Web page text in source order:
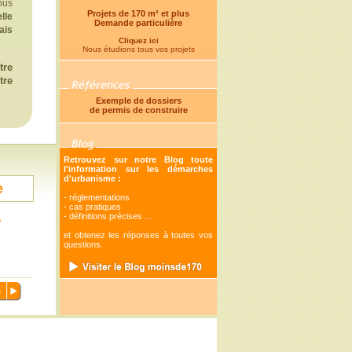
Projets de 170 m² et plus
Demande particulière
Cliquez ici
Nous étudions tous vos projets
Exemple de dossiers
de permis de construire
Retrouvez sur notre Blog toute
l'information sur les démarches
d'urbanisme :
- réglementations
- cas pratiques
- définitions précises ...
et obtenez les réponses à toutes vos
questions.